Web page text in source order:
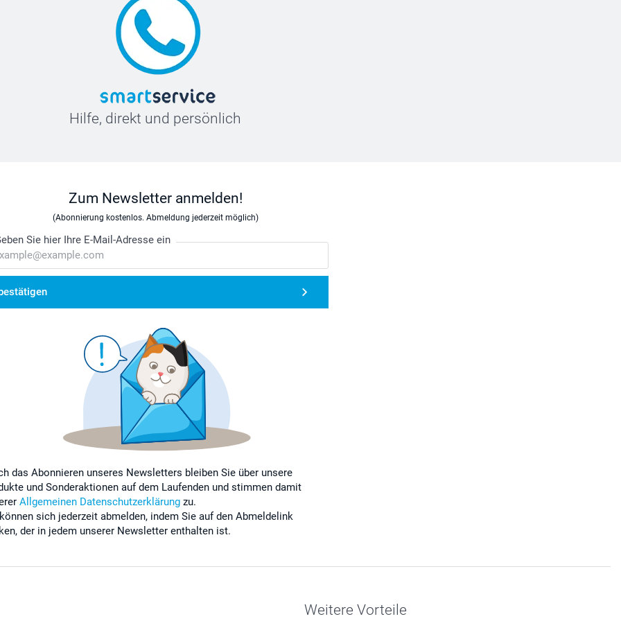
Hilfe, direkt und persönlich
Zum Newsletter anmelden!
(Abonnierung kostenlos. Abmeldung jederzeit möglich)
Sie hier Ihre E-Mail-Adresse ein
das Abonnieren unseres Newsletters bleiben Sie über unsere
und Sonderaktionen auf dem Laufenden und stimmen damit
Allgemeinen Datenschutzerklärung zu.
sich jederzeit abmelden, indem Sie auf den Abmeldelink
der in jedem unserer Newsletter enthalten ist.
Weitere Vorteile